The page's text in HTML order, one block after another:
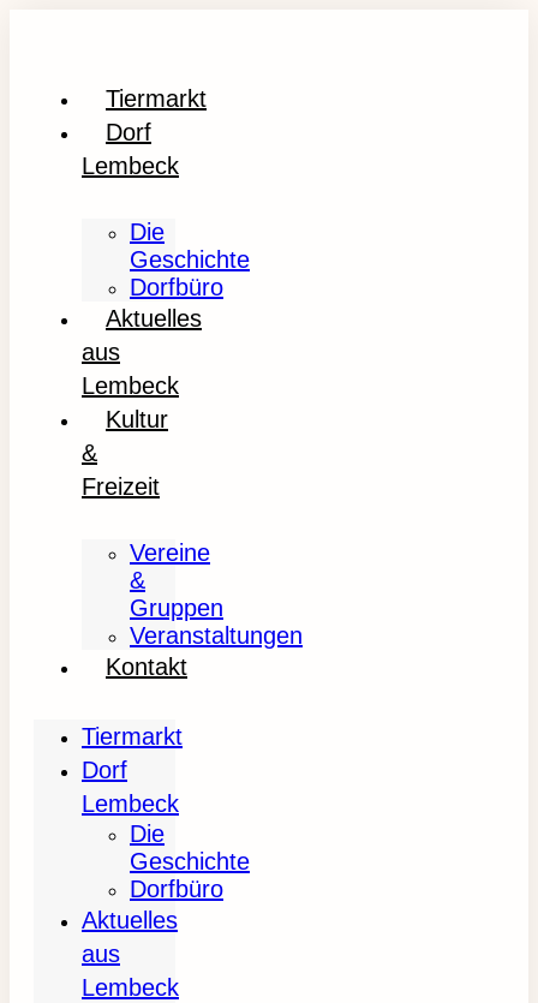
Tiermarkt
Dorf
Lembeck
Die
Geschichte
Dorfbüro
Aktuelles
aus
Lembeck
Kultur
&
Freizeit
Vereine
&
Gruppen
Veranstaltungen
Kontakt
Tiermarkt
Dorf
Lembeck
Die
Geschichte
Dorfbüro
Aktuelles
aus
Lembeck